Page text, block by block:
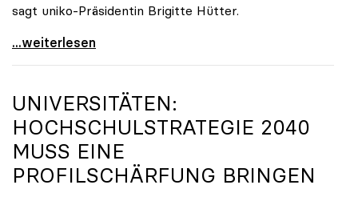
sagt uniko-Präsidentin Brigitte Hütter.
uniko trauert um ehemaligen Präsidenten Peter
...weiterlesen
UNIVERSITÄTEN:
HOCHSCHULSTRATEGIE 2040
MUSS EINE
PROFILSCHÄRFUNG BRINGEN